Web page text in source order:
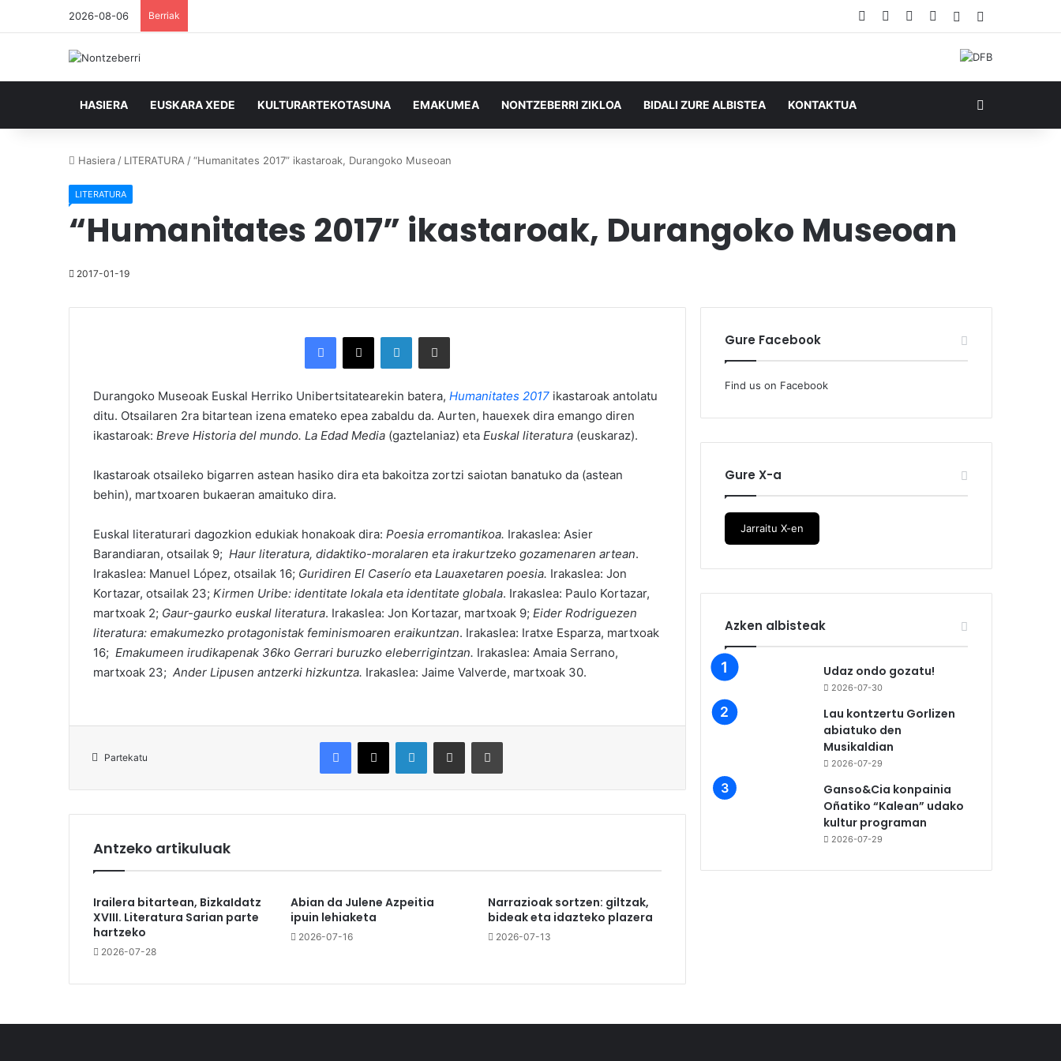
2026-08-06 Berriak Facebook YouTube
RSS Ausazko
HASIERA EUSKARA XEDE KULTURARTEKOTASUNA EMAKUMEA NONTZEBERRI ZIKLOA BIDALI ZURE ALBISTEA KONTAKTUA
Hasiera / LITERATURA /“Humanitates 2017” ikastaroak, Durangoko Museoan
LITERATURA
“Humanitates 2017” ikastaroak, Durangoko Museoan
2017-01-19
Durangoko Museoak Euskal Herriko Unibertsitatearekin batera, Humanitates 2017 ikastaroak antolatu
ditu. Otsailaren 2ra bitartean izena emateko epea zabaldu da. Aurten, hauexek dira emango diren
ikastaroak: Breve Historia del mundo. La Edad Media (gaztelaniaz) eta Euskal literatura (euskaraz).
Ikastaroak otsaileko bigarren astean hasiko dira eta bakoitza zortzi saiotan banatuko da (astean
behin), martxoaren bukaeran amaituko dira.
Euskal literaturari dagozkion edukiak honakoak dira: Poesia erromantikoa. Irakaslea: Asier
Barandiaran, otsailak 9; Haur literatura, didaktiko-moralaren eta irakurtzeko gozamenaren artean.
Irakaslea: Manuel López, otsailak 16; Guridiren El Caserío eta Lauaxetaren poesia. Irakaslea: Jon
Kortazar, otsailak 23; Kirmen Uribe: identitate lokala eta identitate globala. Irakaslea: Paulo Kortazar,
martxoak 2; Gaur-gaurko euskal literatura. Irakaslea: Jon Kortazar, martxoak 9; Eider Rodriguezen
literatura: emakumezko protagonistak feminismoaren eraikuntzan. Irakaslea: Iratxe Esparza, martxoak
16; Emakumeen irudikapenak 36ko Gerrari buruzko eleberrigintzan. Irakaslea: Amaia Serrano,
martxoak 23; Ander Lipusen antzerki hizkuntza. Irakaslea: Jaime Valverde, martxoak 30.
Partekatu
Antzeko artikuluak
Irailera bitartean, BizkaIdatz
XVIII. Literatura Sarian parte
hartzeko
2026-07-28
Abian da Julene Azpeitia
ipuin lehiaketa
2026-07-16
Narrazioak sortzen: giltzak,
bideak eta idazteko plazera
2026-07-13
Gure Facebook
Find us on Facebook
Gure X-a
Jarraitu X-en
Azken albisteak
Udaz ondo gozatu!
2026-07-30
Lau kontzertu Gorlizen
abiatuko den
Musikaldian
2026-07-29
Ganso&Cia konpainia
Oñatiko “Kalean” udako
kultur programan
2026-07-29